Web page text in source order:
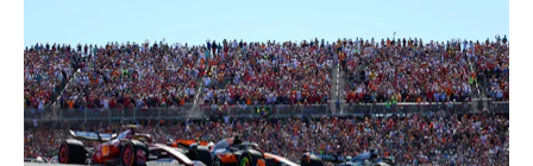
設立
1999